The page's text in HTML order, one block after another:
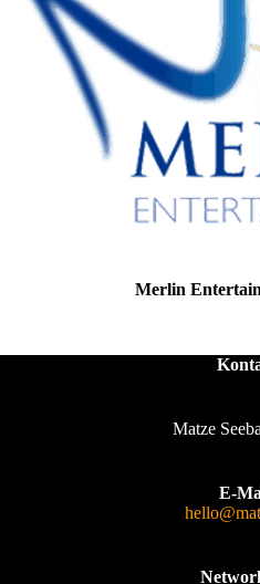
Merlin
Matze
E-